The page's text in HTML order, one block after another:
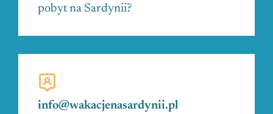
pobyt na Sardynii?
info@wakacjenasardynii.pl